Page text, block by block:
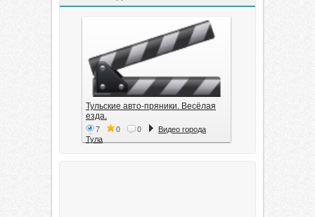
Тульские авто-пряники. Весёлая
езда.
7 0 0
Видео города
Тула